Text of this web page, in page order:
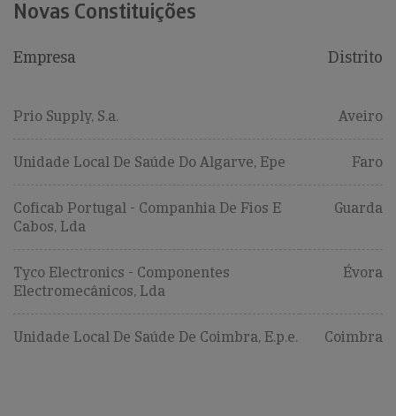
Novas Constituições
Empresa Distrito
Prio Supply, S.a. Aveiro
Unidade Local De Saúde Do Algarve, Epe Faro
Coficab Portugal - Companhia De Fios E
Cabos, Lda
Guarda
Tyco Electronics - Componentes
Electromecânicos, Lda
Évora
Unidade Local De Saúde De Coimbra, E.p.e. Coimbra